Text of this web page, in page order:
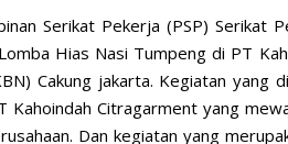
Serikat Pekerja (PSP) Serikat
Hias Nasi Tumpeng di PT
Cakung jakarta. Kegiatan yang
Kahoindah Citragarment yang
Dan kegiatan yang